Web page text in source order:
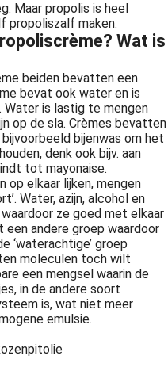
Maar propolis is heel
propoliszalf maken.
Wat is
beiden bevatten een
bevat ook water en is
Water is lastig te mengen
op de sla. Crèmes bevatten
bijenwas om het
denk ook bijv. aan
tot mayonaise.
op elkaar lijken, mengen
Water, azijn, alcohol en
ze goed met elkaar
andere groep waardoor
‘waterachtige’ groep
moleculen toch wilt
een mengsel waarin de
in de andere soort
is, wat niet meer
emulsie.